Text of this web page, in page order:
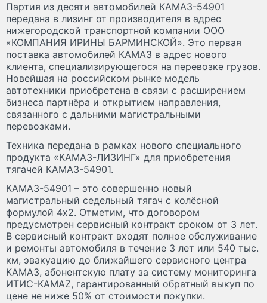
Партия из десяти автомобилей КАМАЗ-54901
передана в лизинг от производителя в адрес
нижегородской транспортной компании ООО
«КОМПАНИЯ ИРИНЫ БАРМИНСКОЙ». Это первая
поставка автомобилей КАМАЗ в адрес нового
клиента, специализирующегося на перевозке грузов.
Новейшая на российском рынке модель
автотехники приобретена в связи с расширением
бизнеса партнёра и открытием направления,
связанного с дальними магистральными
перевозками.
Техника передана в рамках нового специального
продукта «КАМАЗ-ЛИЗИНГ» для приобретения
тягачей КАМАЗ-54901.
КАМАЗ-54901 – это совершенно новый
магистральный седельный тягач с колёсной
формулой 4х2. Отметим, что договором
предусмотрен сервисный контракт сроком от 3 лет.
В сервисный контракт входят полное обслуживание
и ремонты автомобиля в течение 3 лет или 540 тыс.
км, эвакуацию до ближайшего сервисного центра
КАМАЗ, абонентскую плату за систему мониторинга
ИТИС-KAMAZ, гарантированный обратный выкуп по
цене не ниже 50% от стоимости покупки.